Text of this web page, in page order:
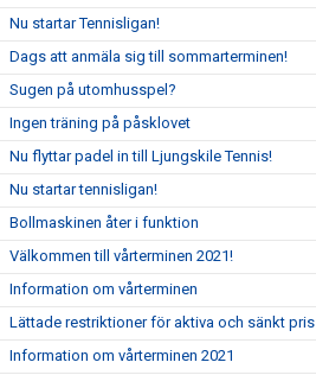
Nu startar Tennisligan!
Dags att anmäla sig till sommarterminen!
Sugen på utomhusspel?
Ingen träning på påsklovet
Nu flyttar padel in till Ljungskile Tennis!
Nu startar tennisligan!
Bollmaskinen åter i funktion
Välkommen till vårterminen 2021!
Information om vårterminen
Lättade restriktioner för aktiva och sänkt
Information om vårterminen 2021